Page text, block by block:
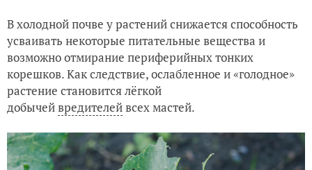
В холодной почве у растений снижается способность
усваивать некоторые питательные вещества и
возможно отмирание периферийных тонких
корешков. Как следствие, ослабленное и «голодное»
растение становится лёгкой
добычейвредителейвсех мастей.